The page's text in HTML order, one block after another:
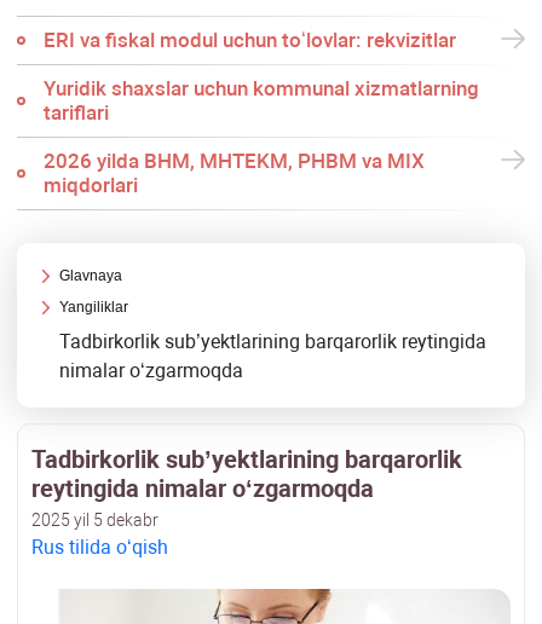
ERI va fiskal modul uchun toʻlovlar: rekvizitlar
Yuridik shaхslar uchun kommunal хizmatlarning
tariflari
2026 yilda BHM, MHTEKM, PHBM va MIX
miqdorlari
Glavnaya
Yangiliklar
Tadbirkorlik sub’yektlarining barqarorlik reytingida
nimalar oʻzgarmoqda
Tadbirkorlik sub’yektlarining barqarorlik
reytingida nimalar oʻzgarmoqda
2025 yil 5 dekabr
Rus tilida oʻqish